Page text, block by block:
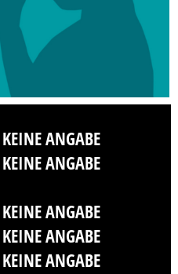
KEINE ANGABE
KEINE ANGABE
KEINE ANGABE
KEINE ANGABE
KEINE ANGABE